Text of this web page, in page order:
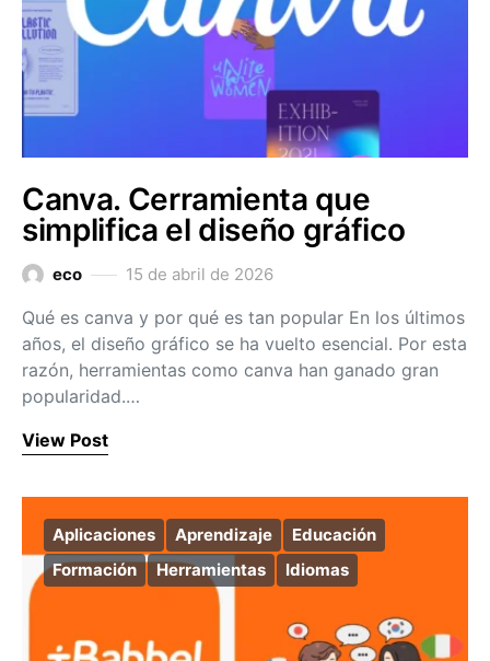
Canva. Cerramienta que
simplifica el diseño gráfico
eco 15 de abril de 2026
Qué es canva y por qué es tan popular En los últimos
años, el diseño gráfico se ha vuelto esencial. Por esta
razón, herramientas como canva han ganado gran
popularidad.…
View Post
Aplicaciones Aprendizaje
Educación
Formación
Herramientas Idiomas